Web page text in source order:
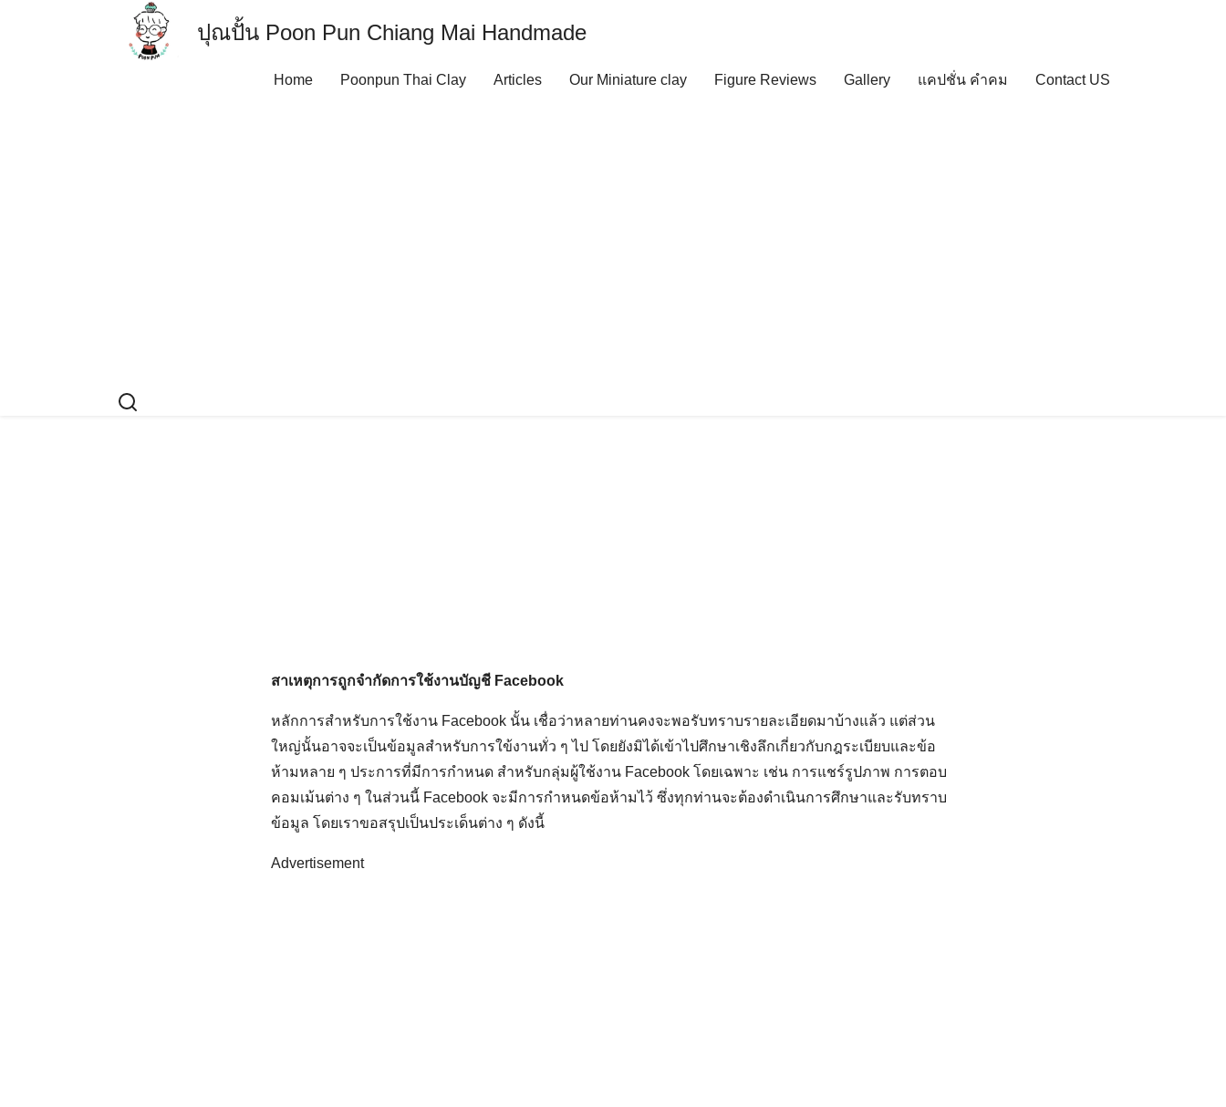
ปุณปั้น Poon Pun Chiang Mai Handmade
Home Poonpun Thai Clay Articles Our Miniature clay Figure Reviews Gallery แคปชั่น คำคม Contact US
สาเหตุการถูกจำกัดการใช้งานบัญชี Facebook
หลักการสำหรับการใช้งาน Facebook นั้น เชื่อว่าหลายท่านคงจะพอรับทราบรายละเอียดมาบ้างแล้ว แต่ส่วน
ใหญ่นั้นอาจจะเป็นข้อมูลสำหรับการใข้งานทั่ว ๆ ไป โดยยังมิได้เข้าไปศึกษาเชิงลึกเกี่ยวกับกฎระเบียบและข้อ
ห้ามหลาย ๆ ประการที่มีการกำหนด สำหรับกลุ่มผู้ใช้งาน Facebook โดยเฉพาะ เช่น การแชร์รูปภาพ การตอบ
คอมเม้นต่าง ๆ ในส่วนนี้ Facebook จะมีการกำหนดข้อห้ามไว้ ซึ่งทุกท่านจะต้องดำเนินการศึกษาและรับทราบ
ข้อมูล โดยเราขอสรุปเป็นประเด็นต่าง ๆ ดังนี้
Advertisement